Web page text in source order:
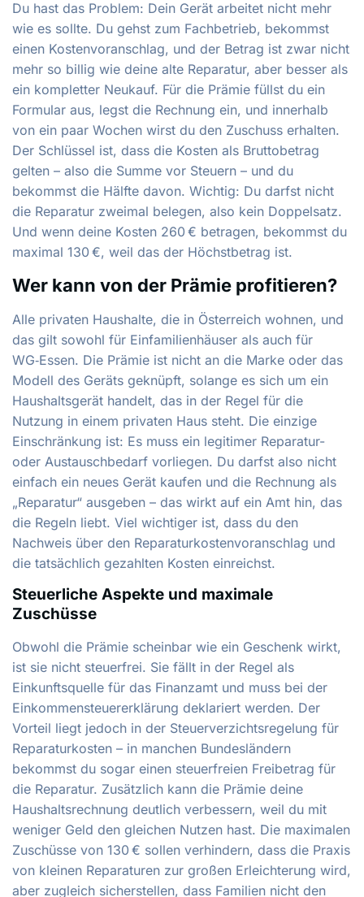
Du hast das Problem: Dein Gerät arbeitet nicht mehr
wie es sollte. Du gehst zum Fachbetrieb, bekommst
einen Kostenvoranschlag, und der Betrag ist zwar nicht
mehr so billig wie deine alte Reparatur, aber besser als
ein kompletter Neukauf. Für die Prämie füllst du ein
Formular aus, legst die Rechnung ein, und innerhalb
von ein paar Wochen wirst du den Zuschuss erhalten.
Der Schlüssel ist, dass die Kosten als Bruttobetrag
gelten – also die Summe vor Steuern – und du
bekommst die Hälfte davon. Wichtig: Du darfst nicht
die Reparatur zweimal belegen, also kein Doppelsatz.
Und wenn deine Kosten 260 € betragen, bekommst du
maximal 130 €, weil das der Höchstbetrag ist.
Wer kann von der Prämie profitieren?
Alle privaten Haushalte, die in Österreich wohnen, und
das gilt sowohl für Einfamilienhäuser als auch für
WG‑Essen. Die Prämie ist nicht an die Marke oder das
Modell des Geräts geknüpft, solange es sich um ein
Haushaltsgerät handelt, das in der Regel für die
Nutzung in einem privaten Haus steht. Die einzige
Einschränkung ist: Es muss ein legitimer Reparatur-
oder Austauschbedarf vorliegen. Du darfst also nicht
einfach ein neues Gerät kaufen und die Rechnung als
„Reparatur“ ausgeben – das wirkt auf ein Amt hin, das
die Regeln liebt. Viel wichtiger ist, dass du den
Nachweis über den Reparaturkostenvoranschlag und
die tatsächlich gezahlten Kosten einreichst.
Steuerliche Aspekte und maximale
Zuschüsse
Obwohl die Prämie scheinbar wie ein Geschenk wirkt,
ist sie nicht steuerfrei. Sie fällt in der Regel als
Einkunftsquelle für das Finanzamt und muss bei der
Einkommensteuererklärung deklariert werden. Der
Vorteil liegt jedoch in der Steuerverzichtsregelung für
Reparaturkosten – in manchen Bundesländern
bekommst du sogar einen steuerfreien Freibetrag für
die Reparatur. Zusätzlich kann die Prämie deine
Haushaltsrechnung deutlich verbessern, weil du mit
weniger Geld den gleichen Nutzen hast. Die maximalen
Zuschüsse von 130 € sollen verhindern, dass die Praxis
von kleinen Reparaturen zur großen Erleichterung wird,
aber zugleich sicherstellen, dass Familien nicht den